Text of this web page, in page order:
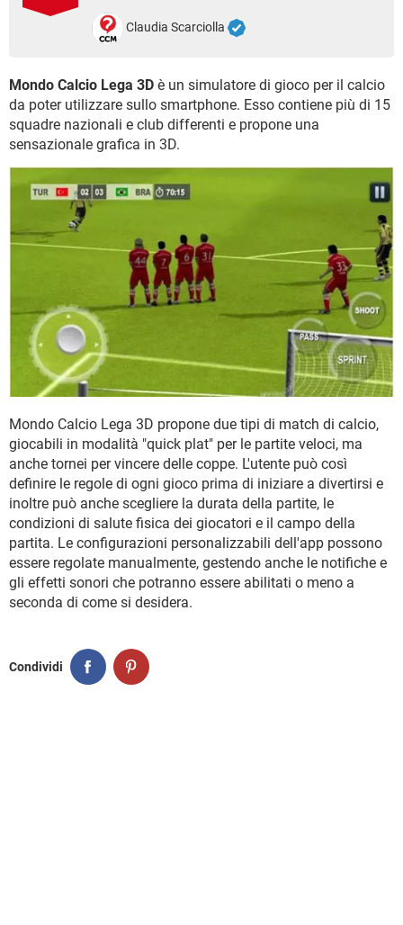
TIKTOK
Claudia Scarciolla
Mondo Calcio Lega 3D è un simulatore di gioco per il calcio
da poter utilizzare sullo smartphone. Esso contiene più di 15
squadre nazionali e club differenti e propone una
sensazionale grafica in 3D.
Mondo Calcio Lega 3D propone due tipi di match di calcio,
giocabili in modalità "quick plat" per le partite veloci, ma
anche tornei per vincere delle coppe. L'utente può così
definire le regole di ogni gioco prima di iniziare a divertirsi e
inoltre può anche scegliere la durata della partite, le
condizioni di salute fisica dei giocatori e il campo della
partita. Le configurazioni personalizzabili dell'app possono
essere regolate manualmente, gestendo anche le notifiche e
gli effetti sonori che potranno essere abilitati o meno a
seconda di come si desidera.
Condividi